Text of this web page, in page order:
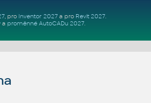
, pro Inventor 2027a pro Revit 2027.
a proměnné AutoCADu 2027.